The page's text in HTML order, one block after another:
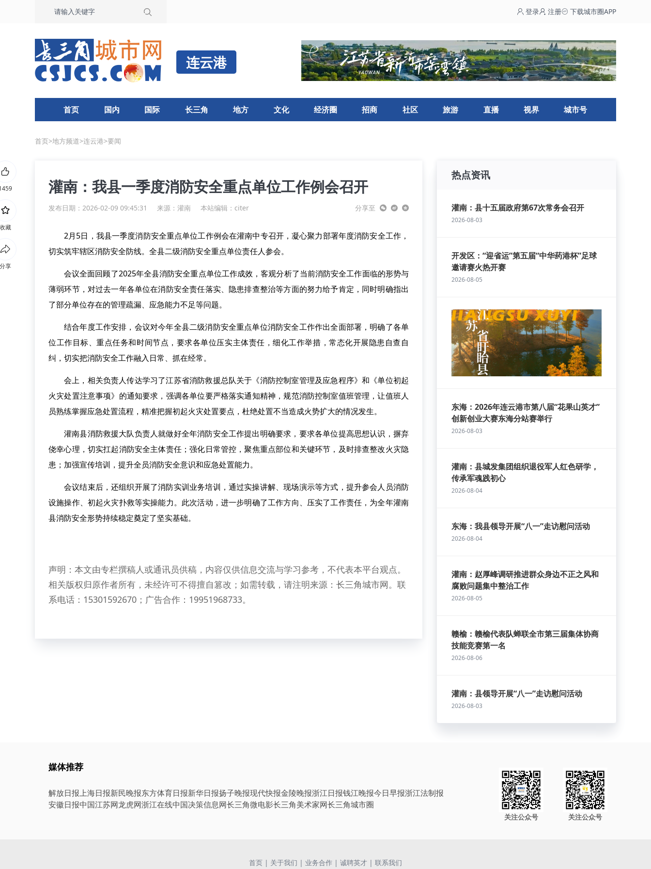
登录 注册 下载城市圈APP
连云港
首页 国内 国际 长三角 地方 文化 经济圈 招商 社区 旅游 直播 视界 城市号
首页>地方频道>连云港>要闻
灌南：我县一季度消防安全重点单位工作例会召开
发布日期：2026-02-09 09:45:31 来源： 灌南 本站编辑：citer 分享至
2月5日，我县一季度消防安全重点单位工作例会在灌南中专召开，凝心聚力部署年度消防安全工作，
切实筑牢辖区消防安全防线。全县二级消防安全重点单位责任人参会。
会议全面回顾了2025年全县消防安全重点单位工作成效，客观分析了当前消防安全工作面临的形势与
薄弱环节，对过去一年各单位在消防安全责任落实、隐患排查整治等方面的努力给予肯定，同时明确指出
了部分单位存在的管理疏漏、应急能力不足等问题。
结合年度工作安排，会议对今年全县二级消防安全重点单位消防安全工作作出全面部署，明确了各单
位工作目标、重点任务和时间节点，要求各单位压实主体责任，细化工作举措，常态化开展隐患自查自
纠，切实把消防安全工作融入日常、抓在经常。
会上，相关负责人传达学习了江苏省消防救援总队关于《消防控制室管理及应急程序》和《单位初起
火灾处置注意事项》的通知要求，强调各单位要严格落实通知精神，规范消防控制室值班管理，让值班人
员熟练掌握应急处置流程，精准把握初起火灾处置要点，杜绝处置不当造成火势扩大的情况发生。
灌南县消防救援大队负责人就做好全年消防安全工作提出明确要求，要求各单位提高思想认识，摒弃
侥幸心理，切实扛起消防安全主体责任；强化日常管控，聚焦重点部位和关键环节，及时排查整改火灾隐
患；加强宣传培训，提升全员消防安全意识和应急处置能力。
会议结束后，还组织开展了消防实训业务培训，通过实操讲解、现场演示等方式，提升参会人员消防
设施操作、初起火灾扑救等实操能力。此次活动，进一步明确了工作方向、压实了工作责任，为全年灌南
县消防安全形势持续稳定奠定了坚实基础。
声明：本文由专栏撰稿人或通讯员供稿，内容仅供信息交流与学习参考，不代表本平台观点。
相关版权归原作者所有，未经许可不得擅自篡改；如需转载，请注明来源：长三角城市网。联
系电话：15301592670；广告合作：19951968733。
热点资讯
灌南：县十五届政府第67次常务会召开
2026-08-03
开发区：“迎省运”第五届“中华药港杯”足球
邀请赛火热开赛
2026-08-05
东海：2026年连云港市第八届“花果山英才”
创新创业大赛东海分站赛举行
2026-08-03
灌南：县城发集团组织退役军人红色研学，
传承军魂践初心
2026-08-04
东海：我县领导开展“八一”走访慰问活动
2026-08-04
灌南：赵厚峰调研推进群众身边不正之风和
腐败问题集中整治工作
2026-08-05
赣榆：赣榆代表队蝉联全市第三届集体协商
技能竞赛第一名
2026-08-06
灌南：县领导开展“八一”走访慰问活动
2026-08-03
收藏
分享
媒体推荐
解放日报上海日报新民晚报东方体育日报新华日报扬子晚报现代快报金陵晚报浙江日报钱江晚报今日早报浙江法制报
安徽日报中国江苏网龙虎网浙江在线中国决策信息网长三角微电影长三角美术家网长三角城市圈
关注公众号 关注公众号
首页 | 关于我们 | 业务合作 | 诚聘英才 | 联系我们